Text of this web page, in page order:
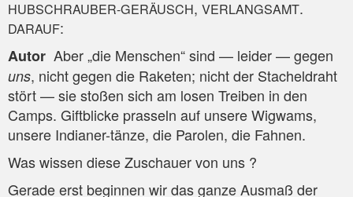
HUBSCHRAUBER-GERÄUSCH, VERLANGSAMT.
DARAUF:
Autor Aber „die Men­schen“ sind — lei­der — gegen
uns, nicht gegen die Rake­ten; nicht der Sta­chel­draht
stört — sie sto­ßen sich am losen Trei­ben in den
Camps. Gift­bli­cke pras­seln auf unse­re Wig­wams,
unse­re India­ner-tän­ze, die Paro­len, die Fahnen.
Was wis­sen die­se Zuschau­er von uns ?
Gera­de erst begin­nen wir das gan­ze Aus­maß der